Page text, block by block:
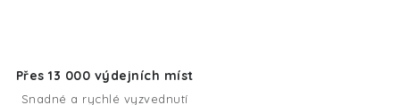
Přes 13 000 výdejních míst
Snadné a rychlé vyzvednutí